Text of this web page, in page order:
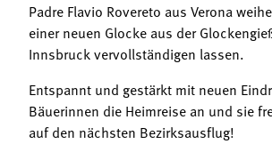
Padre Flavio Rovereto aus Verona
einer neuen Glocke aus der
Innsbruck vervollständigen lassen.
Entspannt und gestärkt mit neuen
Bäuerinnen die Heimreise an und sie
auf den nächsten Bezirksausflug!